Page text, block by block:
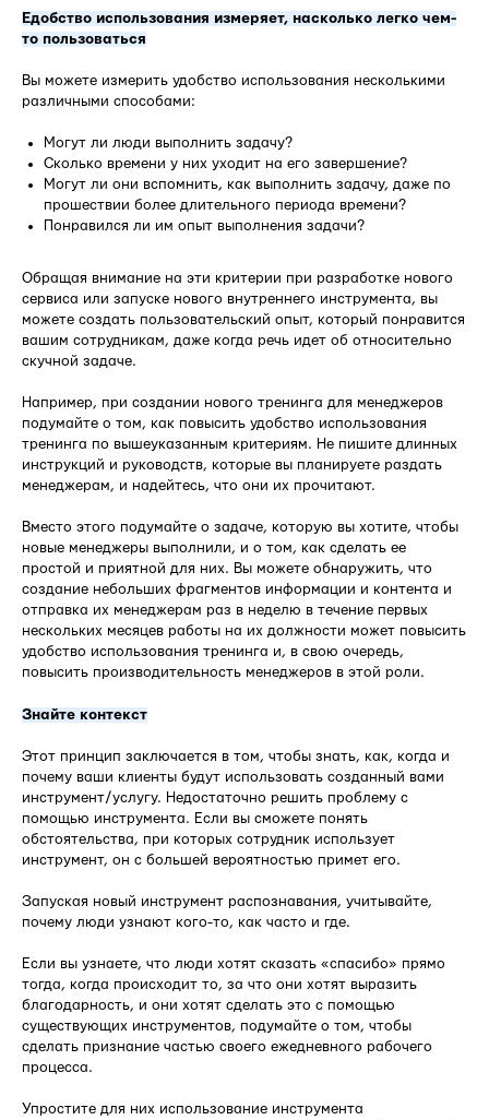
Eдобство использования измеряет, насколько легко чем-
то пользоваться
Вы можете измерить удобство использования несколькими
различными способами:
Могут ли люди выполнить задачу?
Сколько времени у них уходит на его завершение?
Могут ли они вспомнить, как выполнить задачу, даже по
прошествии более длительного периода времени?
Понравился ли им опыт выполнения задачи?
Обращая внимание на эти критерии при разработке нового
сервиса или запуске нового внутреннего инструмента, вы
можете создать пользовательский опыт, который понравится
вашим сотрудникам, даже когда речь идет об относительно
скучной задаче.
Например, при создании нового тренинга для менеджеров
подумайте о том, как повысить удобство использования
тренинга по вышеуказанным критериям. Не пишите длинных
инструкций и руководств, которые вы планируете раздать
менеджерам, и надейтесь, что они их прочитают.
Вместо этого подумайте о задаче, которую вы хотите, чтобы
новые менеджеры выполнили, и о том, как сделать ее
простой и приятной для них. Вы можете обнаружить, что
создание небольших фрагментов информации и контента и
отправка их менеджерам раз в неделю в течение первых
нескольких месяцев работы на их должности может повысить
удобство использования тренинга и, в свою очередь,
повысить производительность менеджеров в этой роли.
Знайте контекст
Этот принцип заключается в том, чтобы знать, как, когда и
почему ваши клиенты будут использовать созданный вами
инструмент/услугу. Недостаточно решить проблему с
помощью инструмента. Если вы сможете понять
обстоятельства, при которых сотрудник использует
инструмент, он с большей вероятностью примет его.
Запуская новый инструмент распознавания, учитывайте,
почему люди узнают кого-то, как часто и где.
Если вы узнаете, что люди хотят сказать «спасибо» прямо
тогда, когда происходит то, за что они хотят выразить
благодарность, и они хотят сделать это с помощью
существующих инструментов, подумайте о том, чтобы
сделать признание частью своего ежедневного рабочего
процесса.
Упростите для них использование инструмента